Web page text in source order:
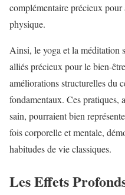
complémentaire précieux
physique.
Ainsi, le yoga et la méditation
alliés précieux pour le bien-
améliorations structurelles du
fondamentaux. Ces pratiques,
sain, pourraient bien
fois corporelle et mentale,
habitudes de vie classiques.
Les Effets